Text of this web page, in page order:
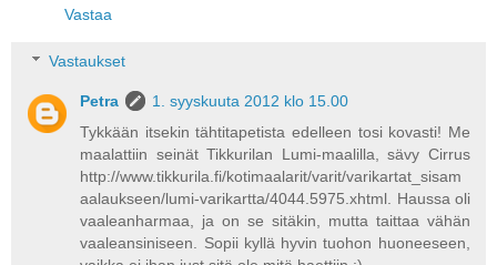
Vastaa
Vastaukset
Petra
1. syyskuuta 2012 klo 15.00
Tykkään itsekin tähtitapetista edelleen tosi kovasti! Me
maalattiin seinät Tikkurilan Lumi-maalilla, sävy Cirrus
http://www.tikkurila.fi/kotimaalarit/varit/varikartat_sisam
aalaukseen/lumi-varikartta/4044.5975.xhtml. Haussa oli
vaaleanharmaa, ja on se sitäkin, mutta taittaa vähän
vaaleansiniseen. Sopii kyllä hyvin tuohon huoneeseen,